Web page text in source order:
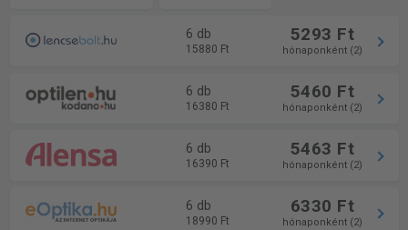
6 db
15880 Ft
5293 Ft
hónaponként (2)
6 db
16380 Ft
5460 Ft
hónaponként (2)
6 db
16390 Ft
5463 Ft
hónaponként (2)
6 db
18990 Ft
6330 Ft
hónaponként (2)